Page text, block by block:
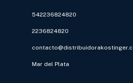
542236824820
2236824820
Mar del Plata